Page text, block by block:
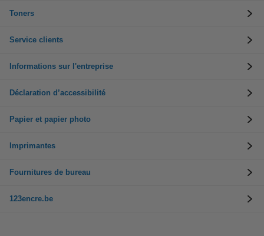
Toners
Service clients
Informations sur l'entreprise
Déclaration d’accessibilité
Papier et papier photo
Imprimantes
Fournitures de bureau
123encre.be